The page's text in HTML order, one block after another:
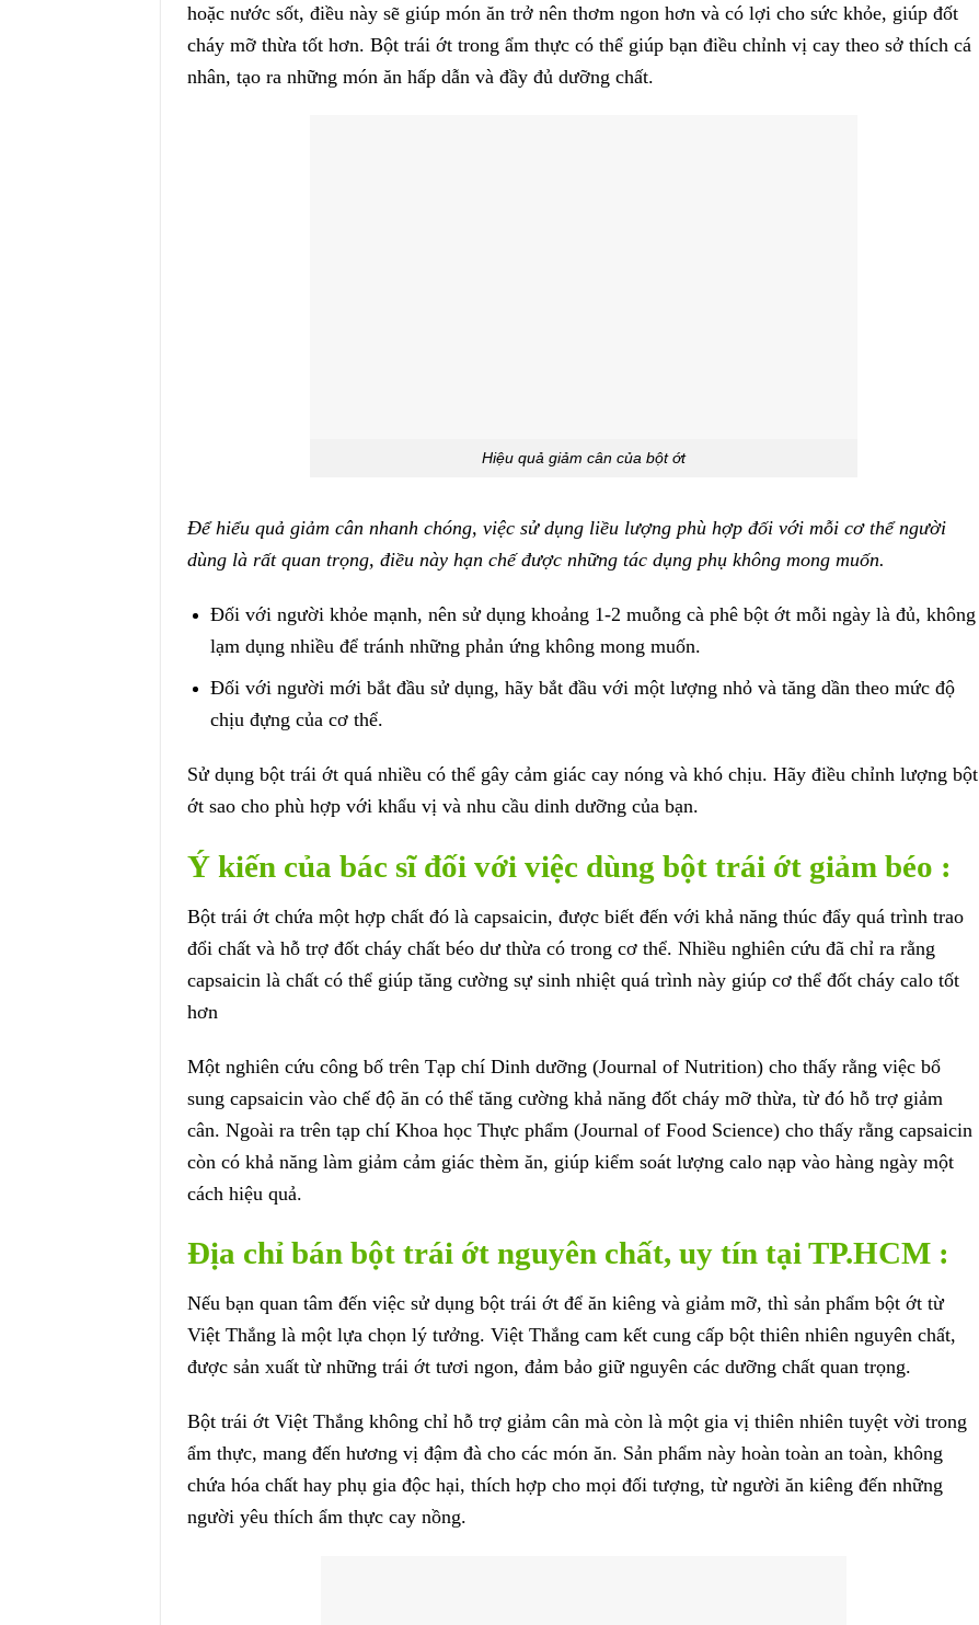
hoặc nước sốt, điều này sẽ giúp món ăn trở nên thơm ngon hơn và có lợi cho sức khỏe, giúp đốt
cháy mỡ thừa tốt hơn. Bột trái ớt trong ẩm thực có thể giúp bạn điều chỉnh vị cay theo sở thích cá
nhân, tạo ra những món ăn hấp dẫn và đầy đủ dưỡng chất.
Hiệu quả giảm cân của bột ớt
Để hiểu quả giảm cân nhanh chóng, việc sử dụng liều lượng phù hợp đối với mỗi cơ thể người
dùng là rất quan trọng, điều này hạn chế được những tác dụng phụ không mong muốn.
Đối với người khỏe mạnh, nên sử dụng khoảng 1-2 muỗng cà phê bột ớt mỗi ngày là đủ, không
lạm dụng nhiều để tránh những phản ứng không mong muốn.
Đối với người mới bắt đầu sử dụng, hãy bắt đầu với một lượng nhỏ và tăng dần theo mức độ
chịu đựng của cơ thể.
Sử dụng bột trái ớt quá nhiều có thể gây cảm giác cay nóng và khó chịu. Hãy điều chỉnh lượng bột
ớt sao cho phù hợp với khẩu vị và nhu cầu dinh dưỡng của bạn.
Ý kiến của bác sĩ đối với việc dùng bột trái ớt giảm béo :
Bột trái ớt chứa một hợp chất đó là capsaicin, được biết đến với khả năng thúc đẩy quá trình trao
đổi chất và hỗ trợ đốt cháy chất béo dư thừa có trong cơ thể. Nhiều nghiên cứu đã chỉ ra rằng
capsaicin là chất có thể giúp tăng cường sự sinh nhiệt quá trình này giúp cơ thể đốt cháy calo tốt
hơn
Một nghiên cứu công bố trên Tạp chí Dinh dưỡng (Journal of Nutrition) cho thấy rằng việc bổ
sung capsaicin vào chế độ ăn có thể tăng cường khả năng đốt cháy mỡ thừa, từ đó hỗ trợ giảm
cân. Ngoài ra trên tạp chí Khoa học Thực phẩm (Journal of Food Science) cho thấy rằng capsaicin
còn có khả năng làm giảm cảm giác thèm ăn, giúp kiểm soát lượng calo nạp vào hàng ngày một
cách hiệu quả.
Địa chỉ bán bột trái ớt nguyên chất, uy tín tại TP.HCM :
Nếu bạn quan tâm đến việc sử dụng bột trái ớt để ăn kiêng và giảm mỡ, thì sản phẩm bột ớt từ
Việt Thắng là một lựa chọn lý tưởng. Việt Thắng cam kết cung cấp bột thiên nhiên nguyên chất,
được sản xuất từ những trái ớt tươi ngon, đảm bảo giữ nguyên các dưỡng chất quan trọng.
Bột trái ớt Việt Thắng không chỉ hỗ trợ giảm cân mà còn là một gia vị thiên nhiên tuyệt vời trong
ẩm thực, mang đến hương vị đậm đà cho các món ăn. Sản phẩm này hoàn toàn an toàn, không
chứa hóa chất hay phụ gia độc hại, thích hợp cho mọi đối tượng, từ người ăn kiêng đến những
người yêu thích ẩm thực cay nồng.